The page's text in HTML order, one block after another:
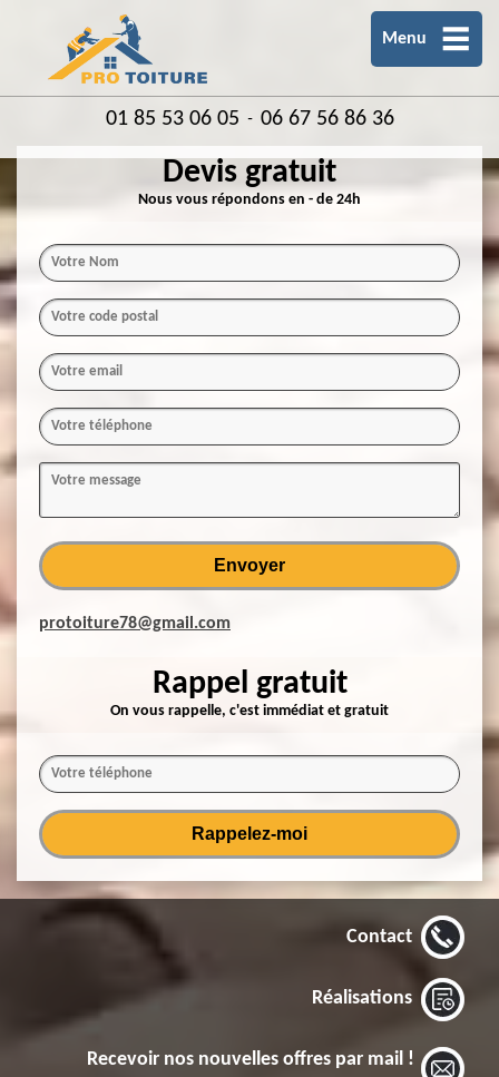
Menu
01 85 53 06 05 - 06 67 56 86 36
Devis gratuit
Nous vous répondons en - de 24h
protoiture78@gmail.com
Rappel gratuit
On vous rappelle, c'est immédiat et gratuit
Contact
Réalisations
Recevoir nos nouvelles offres par mail !